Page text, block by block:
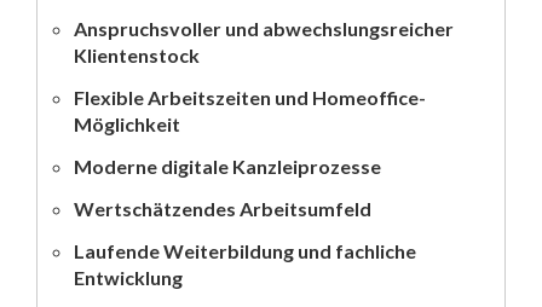
Anspruchsvoller und abwechslungsreicher
Klientenstock
Flexible Arbeitszeiten und Homeoffice-
Möglichkeit
Moderne digitale Kanzleiprozesse
Wertschätzendes Arbeitsumfeld
Laufende Weiterbildung und fachliche
Entwicklung